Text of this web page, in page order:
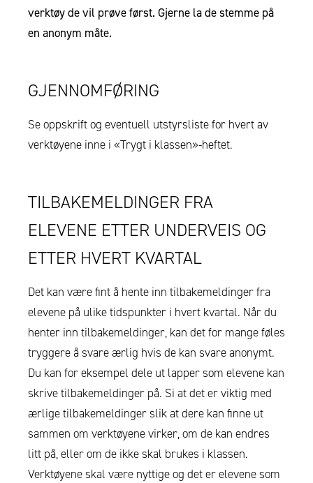
verktøy de vil prøve først. Gjerne la de stemme på
en anonym måte.
GJENNOMFØRING
Se oppskrift og eventuell utstyrsliste for hvert av
verktøyene inne i «Trygt i klassen»-heftet.
TILBAKEMELDINGER FRA
ELEVENE ETTER UNDERVEIS OG
ETTER HVERT KVARTAL
Det kan være fint å hente inn tilbakemeldinger fra
elevene på ulike tidspunkter i hvert kvartal. Når du
henter inn tilbakemeldinger, kan det for mange føles
tryggere å svare ærlig hvis de kan svare anonymt.
Du kan for eksempel dele ut lapper som elevene kan
skrive tilbakemeldinger på. Si at det er viktig med
ærlige tilbakemeldinger slik at dere kan finne ut
sammen om verktøyene virker, om de kan endres
litt på, eller om de ikke skal brukes i klassen.
Verktøyene skal være nyttige og det er elevene som